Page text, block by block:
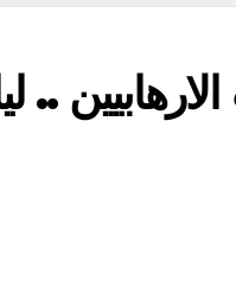
..